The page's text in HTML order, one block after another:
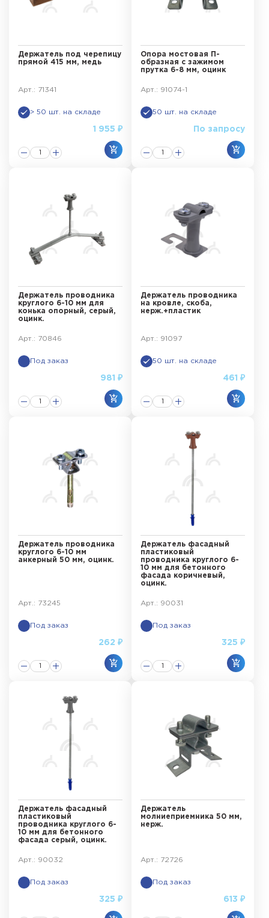
Держатель под черепицу
прямой 415 мм, медь
Арт.: 71341
> 50 шт. на складе
1 955 ₽
Опора мостовая П-
образная с зажимом
прутка 6-8 мм, оцинк
Арт.: 91074-1
50 шт. на складе
По запросу
Держатель проводника
круглого 6-10 мм для
конька опорный, серый,
оцинк.
Арт.: 70846
Под заказ
981 ₽
Держатель проводника
на кровле, скоба,
нерж.+пластик
Арт.: 91097
50 шт. на складе
461 ₽
Держатель проводника
круглого 6-10 мм
анкерный 50 мм, оцинк.
Арт.: 73245
Под заказ
262 ₽
Держатель фасадный
пластиковый
проводника круглого 6-
10 мм для бетонного
фасада коричневый,
оцинк.
Арт.: 90031
Под заказ
325 ₽
Держатель фасадный
пластиковый
проводника круглого 6-
10 мм для бетонного
фасада серый, оцинк.
Арт.: 90032
Под заказ
325 ₽
Держатель
молниеприемника 50 мм,
нерж.
Арт.: 72726
Под заказ
613 ₽